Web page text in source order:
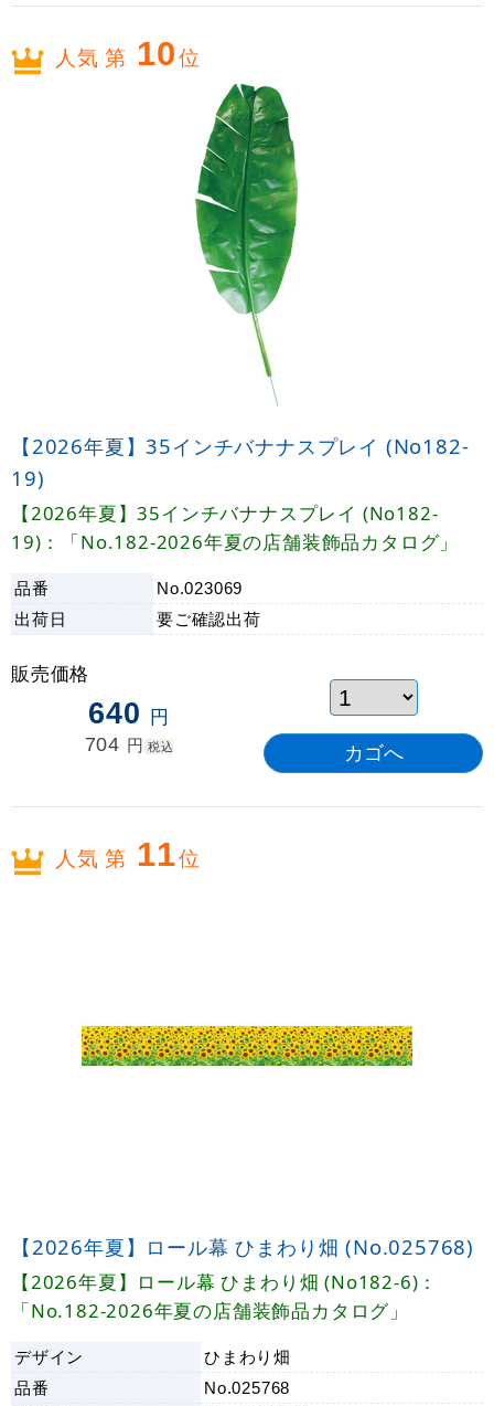
人気 第 10位
【2026年夏】35インチバナナスプレイ (No182-
19)
【2026年夏】35インチバナナスプレイ (No182-
19)：「No.182-2026年夏の店舗装飾品カタログ」
品番 No.023069
出荷日 要ご確認出荷
販売価格
640 円
704 円 税込
人気 第 11位
【2026年夏】ロール幕 ひまわり畑 (No.025768)
【2026年夏】ロール幕 ひまわり畑 (No182-6)：
「No.182-2026年夏の店舗装飾品カタログ」
デザイン
ひまわり畑
品番
No.025768